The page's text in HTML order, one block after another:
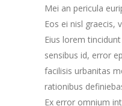
Mei an pericula
Eos ei nisl graecis,
Eius lorem
sensibus id, error
facilisis urbanitas
rationibus
Ex error omnium